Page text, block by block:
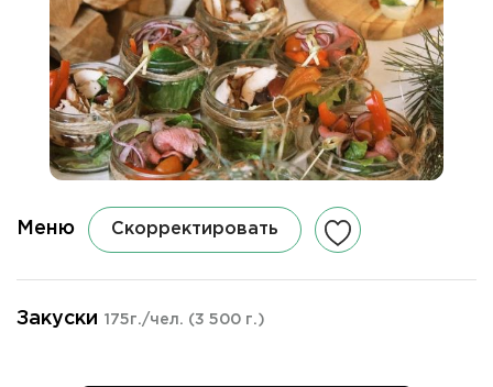
Меню Скорректировать
Закуски 175г./чел. (3 500 г.)